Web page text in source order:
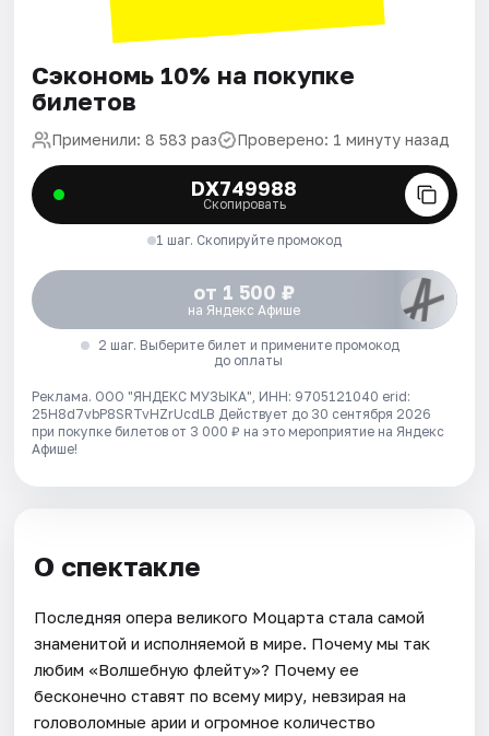
Сэкономь 10% на покупке
билетов
Применили: 8 583 раз Проверено: 1 минуту назад
DX749988
Скопировать
1 шаг. Скопируйте промокод
от 1 500 ₽
на Яндекс Афише
2 шаг. Выберите билет и примените промокод
до оплаты
Реклама. ООО "ЯНДЕКС МУЗЫКА", ИНН: 9705121040 erid:
25H8d7vbP8SRTvHZrUcdLB Действует до 30 сентября 2026
при покупке билетов от 3 000 ₽ на это мероприятие на Яндекс
Афише!
О спектакле
Последняя опера великого Моцарта стала самой
знаменитой и исполняемой в мире. Почему мы так
любим «Волшебную флейту»? Почему ее
бесконечно ставят по всему миру, невзирая на
головоломные арии и огромное количество